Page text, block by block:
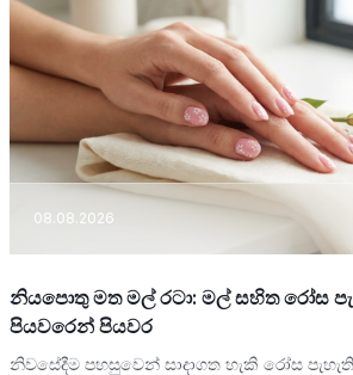
08.08.2026
නියපොතු මත මල් රටා: මල් සහිත රෝස
පියවරෙන් පියවර
නිවසේදීම පහසුවෙන් සාදාගත හැකි රෝස